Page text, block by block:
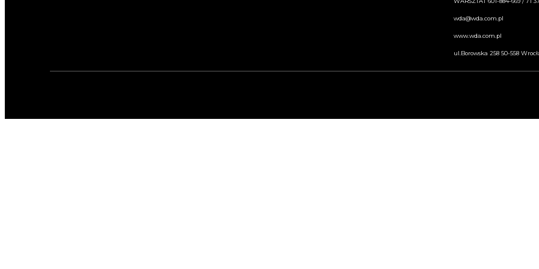
wda@wda.com.pl
www.wda.com.pl
ul.Borowska 258 50-558